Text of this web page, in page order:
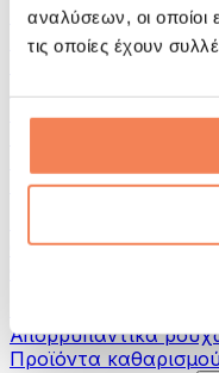
αναλύσεων, οι
τις οποίες έχουν
Αξεσουάρ με βάση
Tρέξιμο
Γιόγκα & Πιλάτες
Πεζοπορία
Θεραπεία με
Απορρυπαντικά
Προϊόντα